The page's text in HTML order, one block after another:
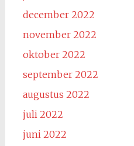
december 2022
november 2022
oktober 2022
september 2022
augustus 2022
juli 2022
juni 2022